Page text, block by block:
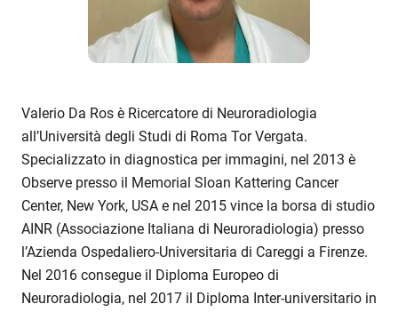
Valerio Da Ros è Ricercatore di Neuroradiologia
all’Università degli Studi di Roma Tor Vergata.
Specializzato in diagnostica per immagini, nel 2013 è
Observe presso il Memorial Sloan Kattering Cancer
Center, New York, USA e nel 2015 vince la borsa di studio
AINR (Associazione Italiana di Neuroradiologia) presso
l’Azienda Ospedaliero-Universitaria di Careggi a Firenze.
Nel 2016 consegue il Diploma Europeo di
Neuroradiologia, nel 2017 il Diploma Inter-universitario in